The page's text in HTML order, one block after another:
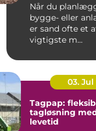
Når du
bygge- eller
er sand ofte et
vigtigste m...
03. Jul
Tagpap:
tagløsning
levetid